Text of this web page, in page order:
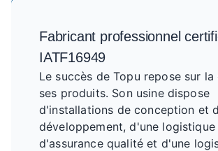
Fabricant professionnel
IATF16949
Le succès de Topu repose sur
ses produits. Son usine dispose
d'installations de conception et
développement, d'une logistique
d'assurance qualité et d'une